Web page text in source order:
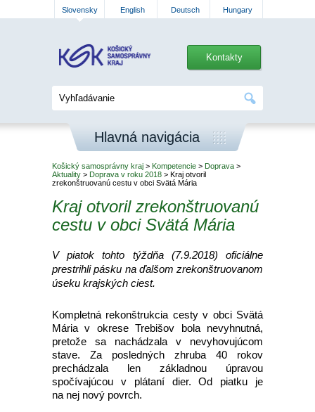
Slovensky English Deutsch Hungary
Kontakty
Hlavná navigácia
Košický samosprávny kraj > Kompetencie > Doprava >
Aktuality > Doprava v roku 2018 > Kraj otvoril
zrekonštruovanú cestu v obci Svätá Mária
Kraj otvoril zrekonštruovanú
cestu v obci Svätá Mária
V piatok tohto týždňa (7.9.2018) oficiálne
prestrihli pásku na ďalšom zrekonštruovanom
úseku krajských ciest.
Kompletná rekonštrukcia cesty v obci Svätá
Mária v okrese Trebišov bola nevyhnutná,
pretože sa nachádzala v nevyhovujúcom
stave. Za posledných zhruba 40 rokov
prechádzala len základnou úpravou
spočívajúcou v plátaní dier. Od piatku je
na nej nový povrch.